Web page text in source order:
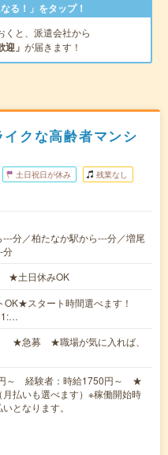
る！」をタップ！
くと、派遣会社から
迎」 が届きます！
クな高齢者マンシ
土日祝日が休み 残業なし
分／柏たなか駅から---分／増尾
分
★土日休みOK
スタート時間選べます！
★急募 ★職場が気に入れば、
～ 経験者：時給1750円～ ★
払いも選べます）※稼働開始時
となります。